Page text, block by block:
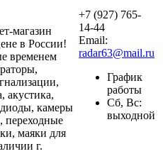
магазин
в России!
временем
акустика,
камеры
переходные
маяки для
г.
+7 (927) 765-
14-44
Email:
radar63@mail.ru
График
работы
Сб, Вс:
выходной